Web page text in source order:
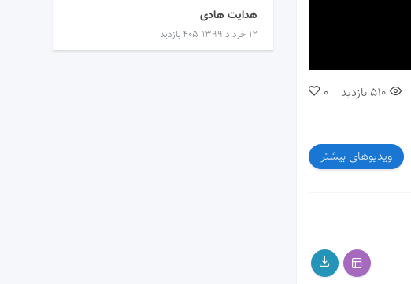
0 510 بازدید
ویدیوهای بیشتر
هدایت هادی
۱۲ خرداد ۱۳۹۹ 405 بازدید